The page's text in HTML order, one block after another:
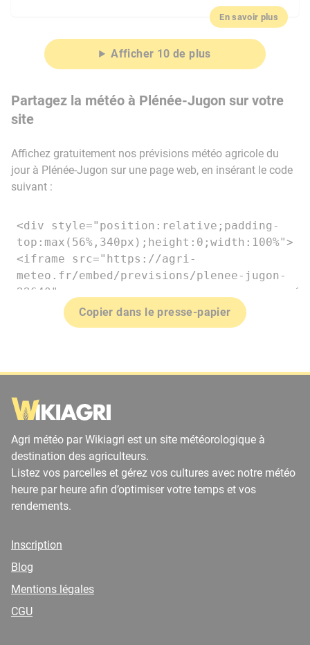
En savoir plus
Afficher 10 de plus
Partagez la météo à Plénée-Jugon sur votre
site
Affichez gratuitement nos prévisions météo agricole du
jour à Plénée-Jugon sur une page web, en insérant le code
suivant :
Copier dans le presse-papier
Agri météo par Wikiagri est un site météorologique à
destination des agriculteurs.
Listez vos parcelles et gérez vos cultures avec notre météo
heure par heure afin d’optimiser votre temps et vos
rendements.
Inscription
Blog
Mentions légales
CGU